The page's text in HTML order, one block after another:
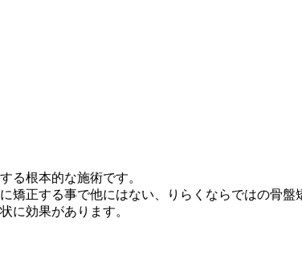
る根本的な施術です。
矯正する事で他にはない、りらくならではの骨盤
に効果があります。